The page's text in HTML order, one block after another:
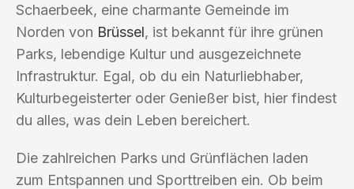
Schaerbeek, eine charmante Gemeinde im
Norden von Brüssel, ist bekannt für ihre grünen
Parks, lebendige Kultur und ausgezeichnete
Infrastruktur. Egal, ob du ein Naturliebhaber,
Kulturbegeisterter oder Genießer bist, hier findest
du alles, was dein Leben bereichert.
Die zahlreichen Parks und Grünflächen laden
zum Entspannen und Sporttreiben ein. Ob beim